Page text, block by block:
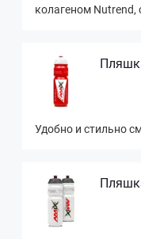
колагеном Nutrend,
Удобно и стильно